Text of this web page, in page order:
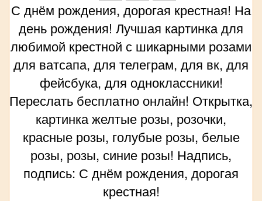
С днём рождения, дорогая крестная! На
день рождения! Лучшая картинка для
любимой крестной с шикарными розами
для ватсапа, для телеграм, для вк, для
фейсбука, для одноклассники!
Переслать бесплатно онлайн! Открытка,
картинка желтые розы, розочки,
красные розы, голубые розы, белые
розы, розы, синие розы! Надпись,
подпись: С днём рождения, дорогая
крестная!